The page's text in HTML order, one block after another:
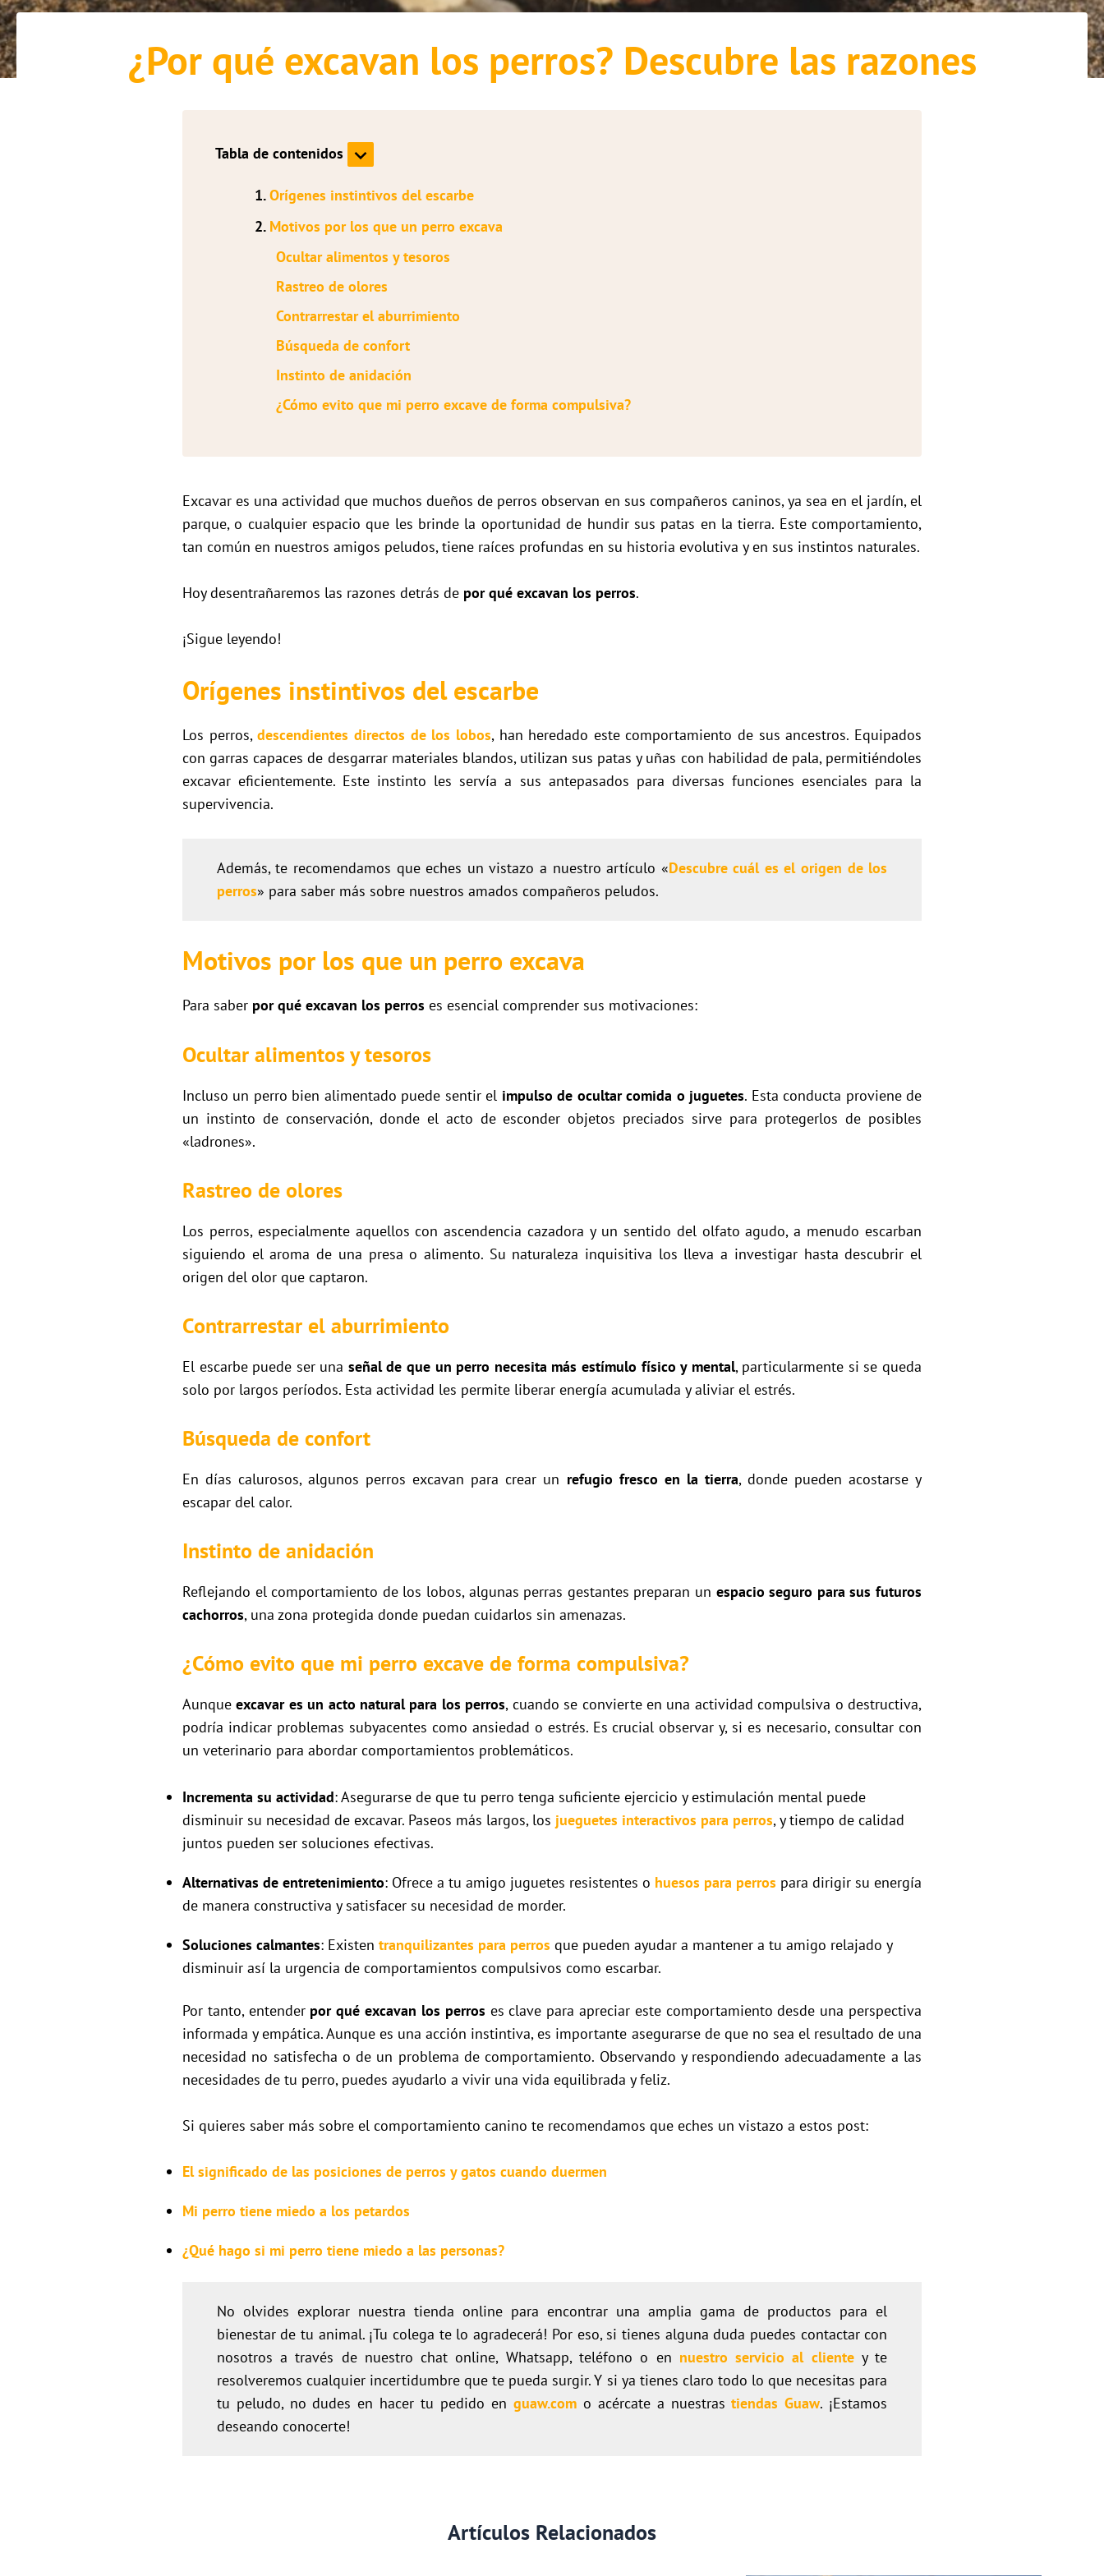
¿Por qué excavan los perros? Descubre las razones
Tabla de contenidos
1.Orígenes instintivos del escarbe
2. Motivos por los que un perro excava
Ocultar alimentos y tesoros
Rastreo de olores
Contrarrestar el aburrimiento
Búsqueda de confort
Instinto de anidación
¿Cómo evito que mi perro excave de forma compulsiva?
Excavar es una actividad que muchos dueños de perros observan en sus compañeros caninos, ya sea en el jardín, el
parque, o cualquier espacio que les brinde la oportunidad de hundir sus patas en la tierra. Este comportamiento,
tan común en nuestros amigos peludos, tiene raíces profundas en su historia evolutiva y en sus instintos naturales.
Hoy desentrañaremos las razones detrás de por qué excavan los perros.
¡Sigue leyendo!
Orígenes instintivos del escarbe
Los perros,descendientes directos de los lobos, han heredado este comportamiento de sus ancestros. Equipados
con garras capaces de desgarrar materiales blandos, utilizan sus patas y uñas con habilidad de pala, permitiéndoles
excavar eficientemente. Este instinto les servía a sus antepasados para diversas funciones esenciales para la
supervivencia.
Además, te recomendamos que eches un vistazo a nuestro artículo «Descubre cuál es el origen de los
perros» para saber más sobre nuestros amados compañeros peludos.
Motivos por los que un perro excava
Para saber por qué excavan los perros es esencial comprender sus motivaciones:
Ocultar alimentos y tesoros
Incluso un perro bien alimentado puede sentir el impulso de ocultar comida o juguetes. Esta conducta proviene de
un instinto de conservación, donde el acto de esconder objetos preciados sirve para protegerlos de posibles
«ladrones».
Rastreo de olores
Los perros, especialmente aquellos con ascendencia cazadora y un sentido del olfato agudo, a menudo escarban
siguiendo el aroma de una presa o alimento. Su naturaleza inquisitiva los lleva a investigar hasta descubrir el
origen del olor que captaron.
Contrarrestar el aburrimiento
El escarbe puede ser una señal de que un perro necesita más estímulo físico y mental, particularmente si se queda
solo por largos períodos. Esta actividad les permite liberar energía acumulada y aliviar el estrés.
Búsqueda de confort
En días calurosos, algunos perros excavan para crear un refugio fresco en la tierra, donde pueden acostarse y
escapar del calor.
Instinto de anidación
Reflejando el comportamiento de los lobos, algunas perras gestantes preparan un espacio seguro para sus futuros
cachorros, una zona protegida donde puedan cuidarlos sin amenazas.
¿Cómo evito que mi perro excave de forma compulsiva?
Aunqueexcavar es un acto natural para los perros, cuando se convierte en una actividad compulsiva o destructiva,
podría indicar problemas subyacentes como ansiedad o estrés. Es crucial observar y, si es necesario, consultar con
un veterinario para abordar comportamientos problemáticos.
Incrementa su actividad: Asegurarse de que tu perro tenga suficiente ejercicio y estimulación mental puede
disminuir su necesidad de excavar. Paseos más largos, los jueguetes interactivos para perros, y tiempo de calidad
juntos pueden ser soluciones efectivas.
Alternativas de entretenimiento: Ofrece a tu amigo juguetes resistentes o huesos para perros para dirigir su energía
de manera constructiva y satisfacer su necesidad de morder.
Soluciones calmantes: Existen tranquilizantes para perros que pueden ayudar a mantener a tu amigo relajado y
disminuir así la urgencia de comportamientos compulsivos como escarbar.
Por tanto, entender por qué excavan los perros es clave para apreciar este comportamiento desde una perspectiva
informada y empática. Aunque es una acción instintiva, es importante asegurarse de que no sea el resultado de una
necesidad no satisfecha o de un problema de comportamiento. Observando y respondiendo adecuadamente a las
necesidades de tu perro, puedes ayudarlo a vivir una vida equilibrada y feliz.
Si quieres saber más sobre el comportamiento canino te recomendamos que eches un vistazo a estos post:
El significado de las posiciones de perros y gatos cuando duermen
Mi perro tiene miedo a los petardos
¿Qué hago si mi perro tiene miedo a las personas?
No olvides explorar nuestra tienda online para encontrar una amplia gama de productos para el
bienestar de tu animal. ¡Tu colega te lo agradecerá! Por eso, si tienes alguna duda puedes contactar con
nosotros a través de nuestro chat online, Whatsapp, teléfono o en nuestro servicio al clientey te
resolveremos cualquier incertidumbre que te pueda surgir. Y si ya tienes claro todo lo que necesitas para
tu peludo, no dudes en hacer tu pedido en guaw.como acércate a nuestrastiendas Guaw. ¡Estamos
deseando conocerte!
Artículos Relacionados